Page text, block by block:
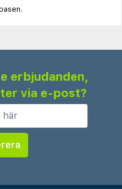
erbjudanden,
via e-post?